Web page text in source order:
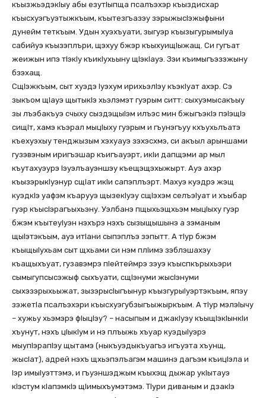
къызжьэдэкIыу абы езутIыпща псалъэхэр къыздисхар
къысхуэгъуэтыжкъым, къытезгъазэу зэрыжысIэжыфыни
дунейм теткъым. Удын хуэхъуати, зыгуэр къызыгурымыIуа
сабийуэ къызэплъри, щэхуу бжэр къыхуищIыжащ. Си гугъат
жеижын ипэ тIэкIу къикIухьыну щIэкIауэ. Зэи къимыгъэзэжыну
бзэхащ.
СщIэжкъым, сыт хуэдэ Iуэхум ирихьэлIэу къэкIуат ахэр. Сэ
зыкъом щIауэ щытыкIэ хьэлэмэт гуэрым ситт: сыхуэмысакъыу
зы лъэбакъуэ счыху сыздэщыIэм илъэс мин бжыгъэкIэ пэIэщIэ
сищIт, хамэ къэрал мыцIыху гуэрым и гъунэгъуу кхъухьлъатэ
къехуэхыу тенджызым хэхуауэ зэхэсхмэ, си акъыл арыншами
гузэвэным иригъэшар къигъауэрт, икIи дапщэми ар мыл
къутахуэурэ Iэуэлъауэншэу къещэщэхыжырт. Ауэ ахэр
къызэрыкIуэнур сщIат икIи сапэплъэрт. Махуэ куэдрэ жэщ
куэдкIэ уафэм къарууэ щызекIуэу сщIэхэм селъэIуат и хъыбар
гуэр къысIэрагъыхьэну. Уэлбанэ пщыхьэщхьэм мыцIыху гуэр
бжэм къытеуIуэн нэхърэ нэхъ сызыщышынэ а зэманым
щыIэтэкъым, ауэ итIани сыпэплъэ зэпытт. А тIур бжэм
къыщыIухьам сыт щхьами си нэм плIимэ зэблэшахэу
къащыхъуат, гузавэмрэ пIейтеймрэ зэуэ къыспкърыхьэри
сымыгупсысэжыф сыхъуати, сщIэнуми жысIэнуми
сыхэзэрыхьыжат, зызэрысIыгъынур къызгурыIуэртэкъым, япэу
зэжетIа псалъэхэри къысхуэгубзыгъыжыркъым. А тIур мэлэIычу
– хужьу хьэмэрэ фIыцIэу? – насыпым и джакIуэу къыщIэкIынкIи
хъунут, нэхъ цIыкIум и нэ плъыжь хъуар куэдыIуэрэ
мыупIэрапIэу щытамэ (ныкъуэдыкъуагъэ игъуэта хъунщ,
жысIат), адрей нэхъ щхьэпэлъагэм машинэ дагъэм къицIэла и
Iэр имыIуэттэмэ, и гъуэншэджым къыхэщ дыжар укIытауэ
кIэстум кIапэмкIэ щIимыхъумэтэмэ. ТIури диваным и дзакIэ